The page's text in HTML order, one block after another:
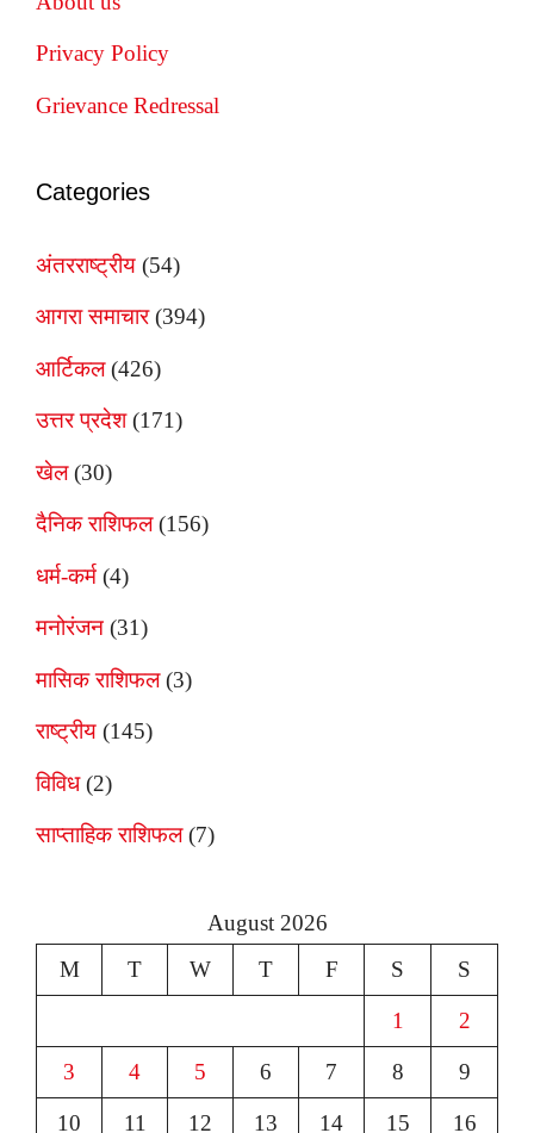
Privacy Policy
Grievance Redressal
Categories
अंतरराष्ट्रीय (54)
आगरा समाचार(394)
आर्टिकल(426)
उत्तर प्रदेश(171)
खेल(30)
दैनिक राशिफल(156)
धर्म-कर्म (4)
मनोरंजन (31)
मासिक राशिफल(3)
राष्ट्रीय (145)
विविध(2)
साप्ताहिक राशिफल(7)
August 2026
M
T W T F S S
1 2
3 4 5 6 7 8 9
10 11 12 13 14 15 16